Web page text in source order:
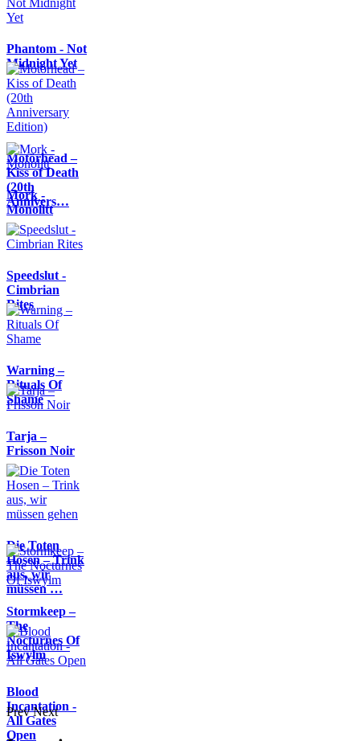
Phantom - Not
Midnight Yet
Motörhead –
Kiss of Death
(20th
Annivers…
Mork -
Monolitt
Speedslut -
Cimbrian
Rites
Warning –
Rituals Of
Shame
Tarja –
Frisson Noir
Die Toten
Hosen – Trink
aus, wir
müssen …
Stormkeep –
The
Nocturnes Of
Iswylm
Blood
Incantation -
All Gates
Open
Prev Next